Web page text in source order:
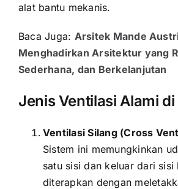
alat bantu mekanis.
Baca Juga: Arsitek Mande
Menghadirkan Arsitektur yang
Sederhana, dan Berkelanjutan
Jenis Ventilasi Alami di
Ventilasi Silang (Cross
Sistem ini memungkinkan
satu sisi dan keluar dari sisi
diterapkan dengan